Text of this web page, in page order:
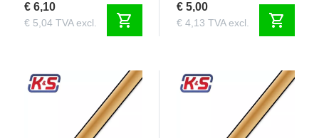
€ 6,10
€ 5,04 TVA excl. shopping_cart
€ 5,00
€ 4,13 TVA excl. shopping_cart